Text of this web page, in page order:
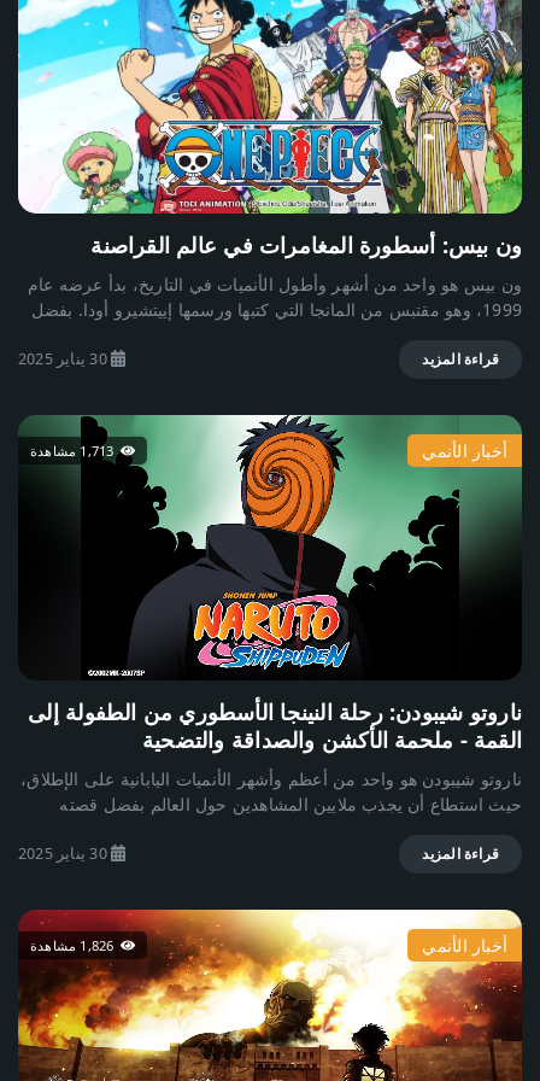
والهيبة. 🔹 شخصيات أخرى: مقاتلون من السجون أبطال فنون قتالية
خصوم بقدرات مرعبة كل شخصية لها خلفية وقصة تضيف عمقًا للعمل.
🎨 أسلوب الرسم والإخراج: يتميز "باكي" بأسلوب رسم فريد: عضلات
مبالغ فيها بشكل فني تعابير وجه قوية جدًا مشاهد قتال واقعية وعنيفة
كما أن الإخراج يركز على: تفاصيل الضربات شرح تقنيات القتال بناء
التوتر قبل كل مواجهة 🎯 تصنيف الأنمي: أكشن فنون قتالية دراما
نفسي
طويل وأحمر غامق بدلاً من الذهبي. فراء يغطي الجسم، مما يعكس
صلة التحول بأصول السايان. عيون حمراء متوهجة، تمنح المحارب
مظهرًا شرسًا. زيادة هائلة في القوة والسرعة، تتفوق حتى على سوبر
سايان 3. أهمية سوبر سايان 4 في تاريخ دراغون بول كان أول تحول
يمزج بين القوة البدائية والعقلانية. قدم واحدة من أقوى لحظات غوكو
وفيجيتا في السلسلة. ظل من أكثر التحولات شعبية بين عشاق السلسلة
حتى اليوم.
ون بيس: أسطورة المغامرات في عالم القراصنة
ون بيس هو واحد من أشهر وأطول الأنميات في التاريخ، بدأ عرضه عام
1999، وهو مقتبس من المانجا التي كتبها ورسمها إييتشيرو أودا. بفضل
أن يجذب ملايين المتابعين حول العالم. قصة ون بيس تدور القصة حول
الكنز الأسطوري ون بيس، الذي تركه ملك القراصنة السابق غول دي.
روجر في نهاية الجراند لاين. لكن لوفي ليس شابًا عاديًا؛ فقد تناول
فاكهة الشيطان المعروفة بـ غومو غومو نو مي، والتي منحته جسدًا
مطاطيًا، مما جعله مقاتلًا فريدًا من نوعه. خلال رحلته، يقوم لوفي
بتكوين طاقمه الخاص المعروف بـ قراصنة قبعة القش، ليخوضوا معًا
مغامرات لا تُنسى مليئة بالتحديات والأسرار. الشخصيات الرئيسية
مونكي دي لوفي – القائد المتفائل ذو الجسد المطاطي. رورونوا زورو –
سياف قوي يسعى ليصبح أقوى مبارز في العالم. نامي – ملاحمة عبقرية
وعاشقة للكنوز. يوسوب – قناص ماهر يحب سرد القصص. سانجي –
طباخ السفينة ومقاتل قوي. توني توني تشوبر – غزال رنة تحول إلى
طبيب بعد أكله فاكهة الشيطان. نيكو روبين – عالمة آثار تبحث عن
ساني. بروك – هيكل عظمي حي وعازف موسيقي ماهر. جينبي –
محارب من رجال السمك وخبير في الملاحة. أبرز الأعداء والتحديات
أثناء رحلتهم، يواجه لوفي وطاقمه العديد من الأعداء الأقوياء، ومن
أبرزهم: دونكيهوتي دوفلامينغو – قرصان شرير مرتبط بحكومة العالم.
كايدو – أحد اليونكو وأقوى مخلوق في العالم. بيغ مام – إمبراطورة
قراصنة تحكم مملكة الحلوى. مارشال دي تيتش (اللحية السوداء) –
قرصان خطير يسعى للقوة المطلقة. البحرية وحكومة العالم – القوى
حرب المارينفورد وأحداث وانو، التي غيرت مسار القصة بشكل كبير.
لغز ون بيس وإرادة الـ D يبقى أكبر لغز في القصة هو طبيعة كنز ون
بيس، وما الذي تركه غول دي. روجر للأجيال القادمة. كما أن الحرف
"D" في بعض أسماء الشخصيات يشير إلى سر غامض قد يغير العالم.
لماذا ون بيس أسطوري؟ قصة عميقة: تستكشف مفاهيم الصداقة،
الحرية، العدالة، والأحلام. عالم متكامل: يحتوي على جزر متنوعة، قوى
سياسية، وأسرار تاريخية. شخصيات لا تُنسى: لكل شخصية ماضي مؤثر
قراءة المزيد 30 يناير 2025
أخبار الأنمي 1,713 مشاهدة
ناروتو شيبودن: رحلة النينجا الأسطوري من الطفولة إلى
القمة - ملحمة الأكشن والصداقة والتضحية
ناروتو شيبودن هو واحد من أعظم وأشهر الأنميات اليابانية على الإطلاق،
حيث استطاع أن يجذب ملايين المشاهدين حول العالم بفضل قصته
عرض الأنمي لأول مرة في عام 2007 كمكمل لسلسلة ناروتو الأصلية،
الشاقة مع المعلم جيرايا. تدور القصة حول ناروتو، الشاب المفعم
بالحيوية والطموح الذي يسعى لأن يصبح الهوكاجي، أقوى نينجا في قريته
كونوها. ومع تقدمه في السن، يجد نفسه في مواجهة تحديات أكبر من
أي وقت مضى، حيث يواجه الأكاتسوكي، وهي منظمة شريرة تسعى
لجمع وحوش البيجو لأغراض مدمرة. خلال هذه المواجهات، يكتشف
ناروتو حقيقة الثعلب ذو التسعة ذيول (الكيوبي) المحبوس داخله، كما
يكتشف أن ماضيه مرتبط بأحداث عظيمة تهدد العالم بأسره. تتعمق
قراءة المزيد 30 يناير 2025
أخبار الأنمي 1,826 مشاهدة